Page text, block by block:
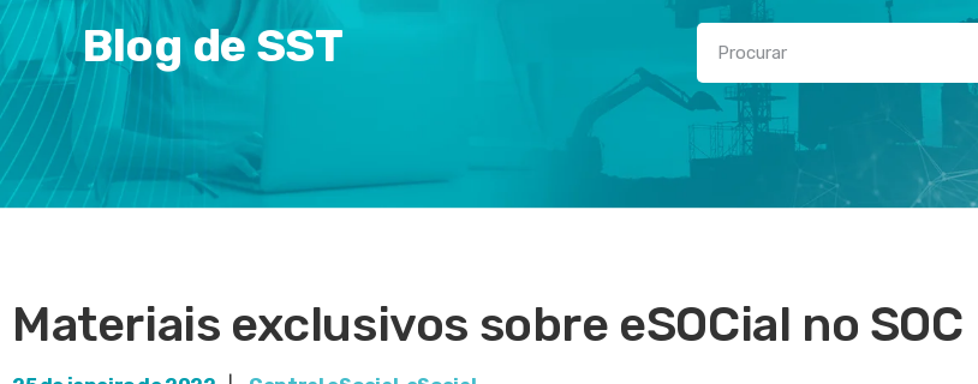
Blog de SST
Materiais exclusivos sobre eSOCial no SOC